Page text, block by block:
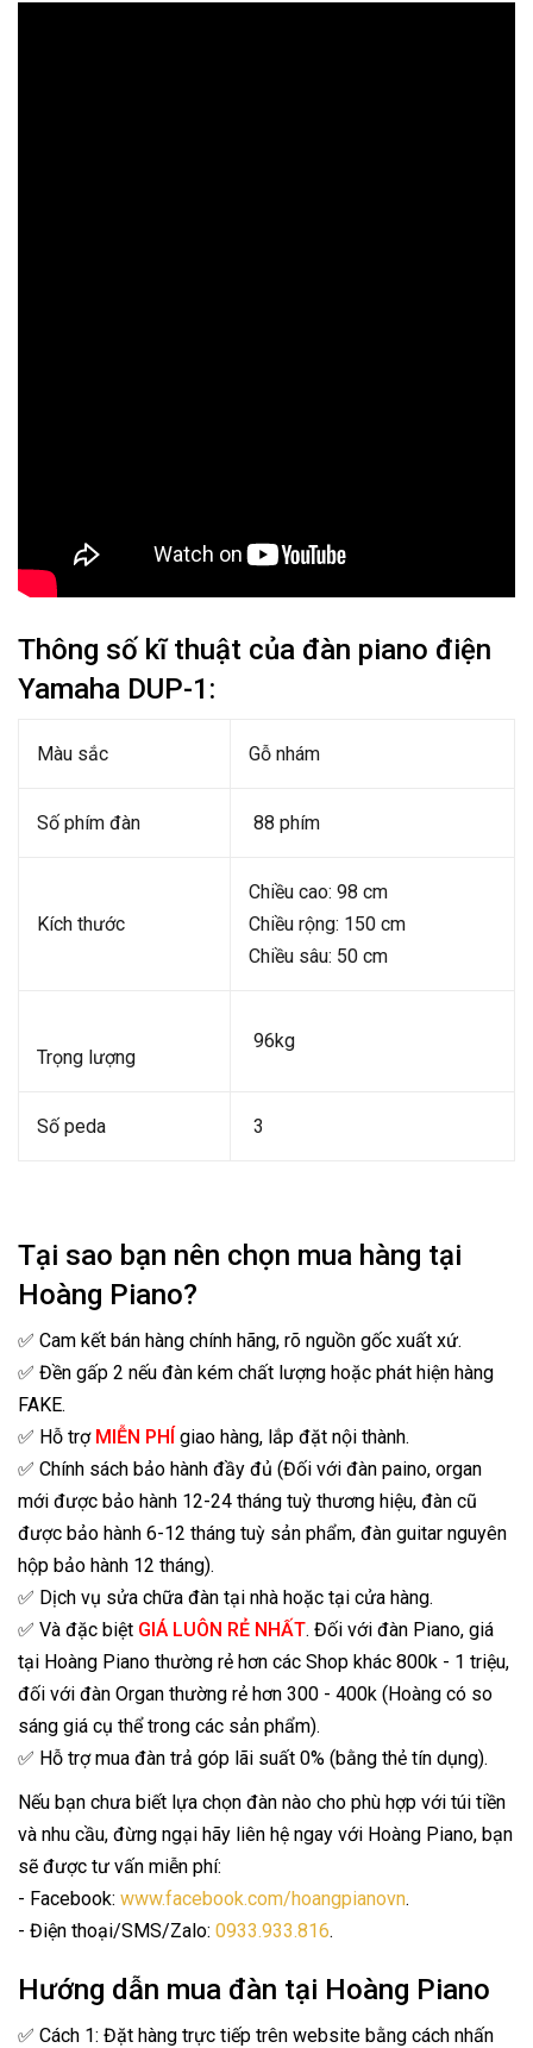
Thông số kĩ thuật của đàn piano điện
Yamaha DUP-1:
Màu sắc Gỗ nhám
Số phím đàn 88 phím
Kích thước
Chiều cao: 98 cm
Chiều rộng: 150 cm
Chiều sâu: 50 cm
Trọng lượng
96kg
Số peda 3
Tại sao bạn nên chọn mua hàng tại
Hoàng Piano?
✅ Cam kết bán hàng chính hãng, rõ nguồn gốc xuất xứ.
✅ Đền gấp 2 nếu đàn kém chất lượng hoặc phát hiện hàng
FAKE.
✅ Hỗ trợ MIỄN PHÍ giao hàng, lắp đặt nội thành.
✅ Chính sách bảo hành đầy đủ (Đối với đàn paino, organ
mới được bảo hành 12-24 tháng tuỳ thương hiệu, đàn cũ
được bảo hành 6-12 tháng tuỳ sản phẩm, đàn guitar nguyên
hộp bảo hành 12 tháng).
✅ Dịch vụ sửa chữa đàn tại nhà hoặc tại cửa hàng.
✅ Và đặc biệt GIÁ LUÔN RẺ NHẤT. Đối với đàn Piano, giá
tại Hoàng Piano thường rẻ hơn các Shop khác 800k - 1 triệu,
đối với đàn Organ thường rẻ hơn 300 - 400k (Hoàng có so
sáng giá cụ thể trong các sản phẩm).
✅ Hỗ trợ mua đàn trả góp lãi suất 0% (bằng thẻ tín dụng).
Nếu bạn chưa biết lựa chọn đàn nào cho phù hợp với túi tiền
và nhu cầu, đừng ngại hãy liên hệ ngay với Hoàng Piano, bạn
sẽ được tư vấn miễn phí:
- Facebook: www.facebook.com/hoangpianovn.
- Điện thoại/SMS/Zalo: 0933.933.816.
Hướng dẫn mua đàn tại Hoàng Piano
✅ Cách 1: Đặt hàng trực tiếp trên website bằng cách nhấn